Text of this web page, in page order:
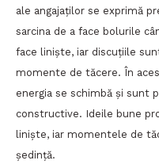
ale angajaților se exprimă
sarcina de a face bolurile
face liniște, iar discuțiile
momente de tăcere. În
energia se schimbă și sunt
constructive. Ideile bune
liniște, iar momentele de
ședință.